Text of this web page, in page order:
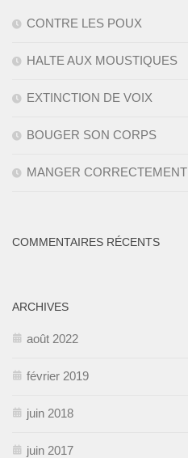
CONTRE LES POUX
HALTE AUX MOUSTIQUES
EXTINCTION DE VOIX
BOUGER SON CORPS
MANGER CORRECTEMENT
COMMENTAIRES RÉCENTS
ARCHIVES
août 2022
février 2019
juin 2018
juin 2017